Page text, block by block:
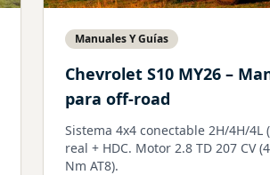
Manuales Y Guías
Chevrolet S10 MY26 –
para off-road
Sistema 4x4 conectable 2H/4H/4L
real + HDC. Motor 2.8 TD 207 CV
Nm AT8).